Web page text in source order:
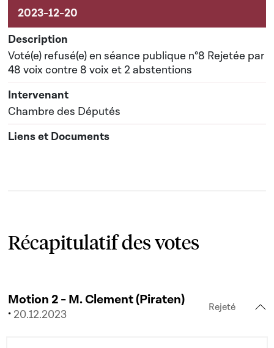
Voté(e) refusé(e) en séance publique n°8 Rejetée par
48 voix contre 8 voix et 2 abstentions
Chambre des Députés
Récapitulatif des votes
Motion 2 - M. Clement (Piraten)
· 20.12.2023
Rejeté